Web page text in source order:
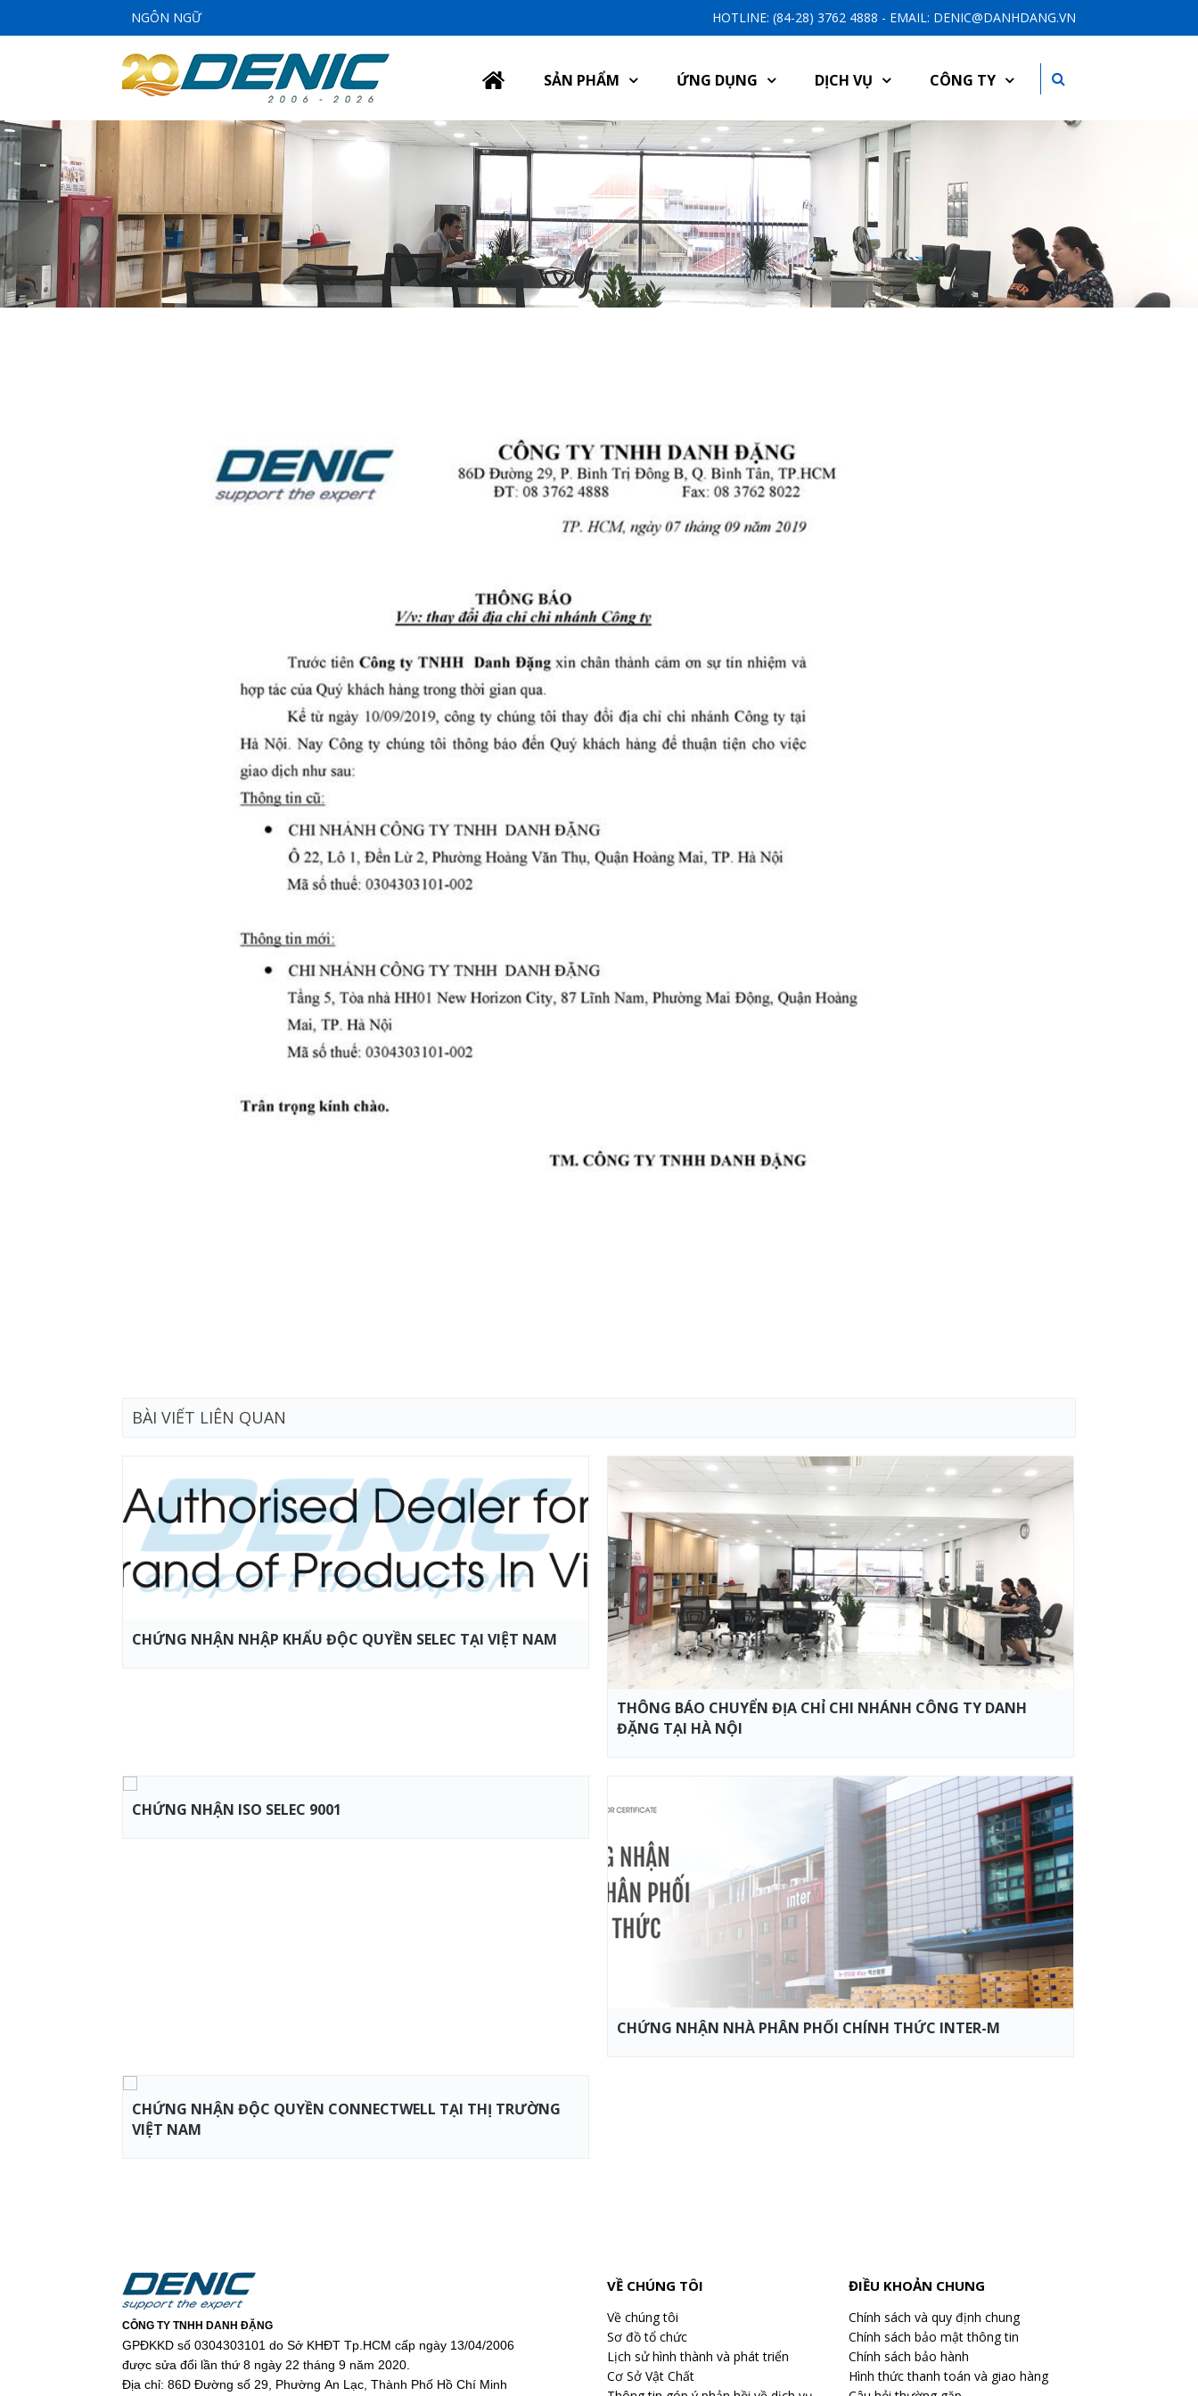
NGÔN NGỮ HOTLINE: (84-28) 3762 4888 - EMAIL: DENIC@DANHDANG.VN
SẢN PHẨM ỨNG DỤNG DỊCH VỤ CÔNG TY
BÀI VIẾT LIÊN QUAN
CHỨNG NHẬN NHẬP KHẨU ĐỘC QUYỀN SELEC TẠI VIỆT NAM
THÔNG BÁO CHUYỂN ĐỊA CHỈ CHI NHÁNH CÔNG TY DANH
ĐẶNG TẠI HÀ NỘI
CHỨNG NHẬN ISO SELEC 9001
CHỨNG NHẬN NHÀ PHÂN PHỐI CHÍNH THỨC INTER-M
CHỨNG NHẬN ĐỘC QUYỀN CONNECTWELL TẠI THỊ TRƯỜNG
VIỆT NAM
CÔNG TY TNHH DANH ĐẶNG
GPĐKKD số 0304303101 do Sở KHĐT Tp.HCM cấp ngày 13/04/2006
được sửa đổi lần thứ 8 ngày 22 tháng 9 năm 2020.
Địa chỉ: 86D Đường số 29, Phường An Lạc, Thành Phố Hồ Chí Minh
VỀ CHÚNG TÔI
Về chúng tôi
Sơ đồ tổ chức
Lịch sử hình thành và phát triển
Cơ Sở Vật Chất
ĐIỀU KHOẢN CHUNG
Chính sách và quy định chung
Chính sách bảo mật thông tin
Chính sách bảo hành
Hình thức thanh toán và giao hàng